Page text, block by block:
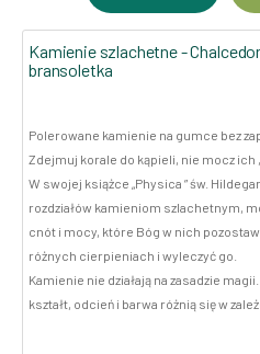
Kamienie szlachetne -
bransoletka
Polerowane kamienie na gumce bez
Zdejmuj korale do kąpieli, nie mocz ich
W swojej książce „Physica ” św.
rozdziałów kamieniom szlachetnym,
cnót i mocy, które Bóg w nich
różnych cierpieniach i wyleczyć go.
Kamienie nie działają na zasadzie
kształt, odcień i barwa różnią się w